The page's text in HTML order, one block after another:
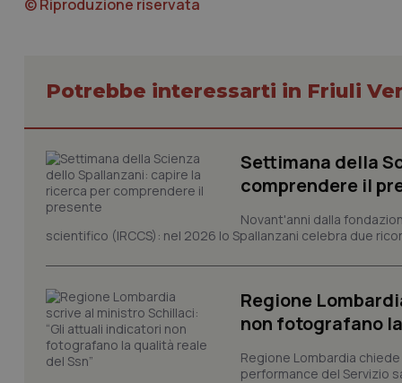
© Riproduzione riservata
Potrebbe interessarti in Friuli
Settimana della
comprendere il
Novant'anni dalla
scientifico (IRCCS): nel 2026 lo Spallanzani celebra due
Regione
non fotografano
Regione Lombardia
performance del Servizio
e l'accesso alle aree
Nome
tracking-enable